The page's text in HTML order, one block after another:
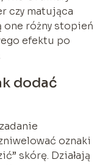
czy matująca
one różny stopień
efektu po
dodać
oznaki
skórę. Działają